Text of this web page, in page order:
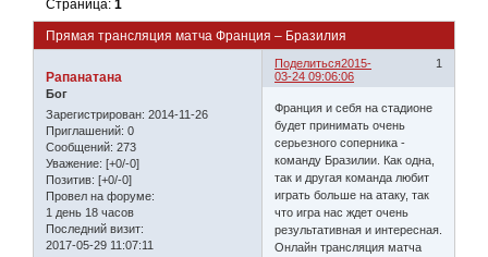
Прямая трансляция матча Франция – Бразилия
Страница:1
Поделиться 1
2015-
03-24 09:06:06
Рапанатана
Бог
Зарегистрирован: 2014-11-26
Приглашений: 0
Сообщений: 273
Уважение: [+0/-0]
Позитив: [+0/-0]
Провел на форуме:
1 день 18 часов
Последний визит:
2017-05-29 11:07:11
Франция и себя на стадионе
будет принимать очень
серьезного соперника -
команду Бразилии. Как одна,
так и другая команда любит
играть больше на атаку, так
что игра нас ждет очень
результативная и интересная.
Онлайн трансляция матча